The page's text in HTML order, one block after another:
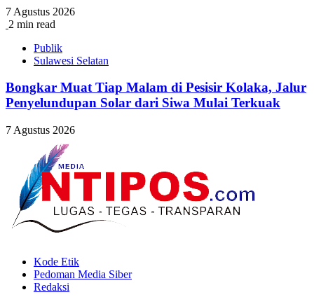
7 Agustus 2026
2 min read
Publik
Sulawesi Selatan
Bongkar Muat Tiap Malam di Pesisir Kolaka, Jalur
Penyelundupan Solar dari Siwa Mulai Terkuak
7 Agustus 2026
Kode Etik
Pedoman Media Siber
Redaksi